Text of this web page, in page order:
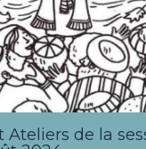
Ateliers de la